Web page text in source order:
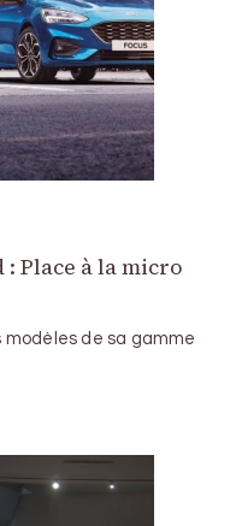
: Place à la micro
modèles de sa gamme